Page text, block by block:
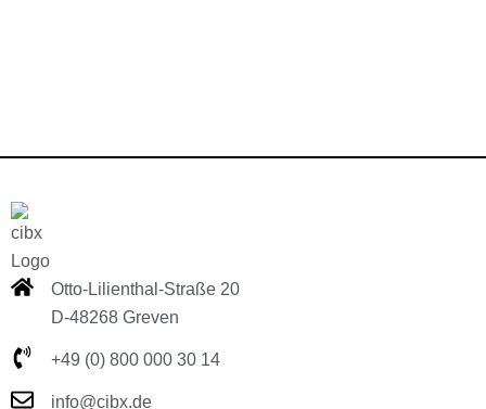
Otto-Lilienthal-Straße 20
D-48268 Greven
+49 (0) 800 000 30 14
info@cibx.de